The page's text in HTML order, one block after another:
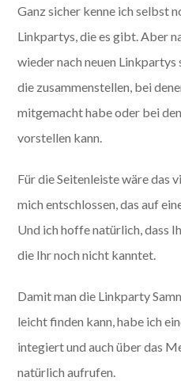
Ganz sicher kenne ich selbst
Linkpartys, die es gibt. Aber
wieder nach neuen Linkpartys
die zusammenstellen, bei
mitgemacht habe oder bei
vorstellen kann.
Für die Seitenleiste wäre das
mich entschlossen, das auf
Und ich hoffe natürlich, dass
die Ihr noch nicht kanntet.
Damit man die Linkparty
leicht finden kann, habe ich
integiert und auch über das
natürlich aufrufen.